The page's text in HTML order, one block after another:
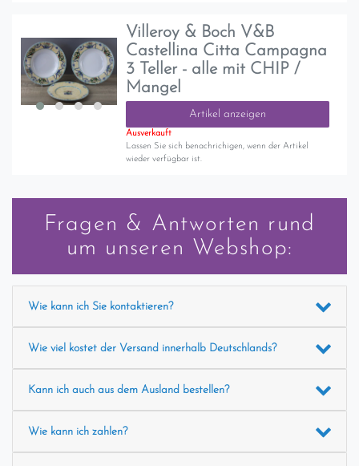
Villeroy & Boch V&B
Castellina Citta Campagna
3 Teller - alle mit CHIP /
Mangel
Artikel anzeigen
Ausverkauft
Lassen Sie sich benachrichigen, wenn der Artikel
wieder verfügbar ist.
Fragen & Antworten rund
um unseren Webshop:
Wie kann ich Sie kontaktieren?
Wie viel kostet der Versand innerhalb Deutschlands?
Kann ich auch aus dem Ausland bestellen?
Wie kann ich zahlen?